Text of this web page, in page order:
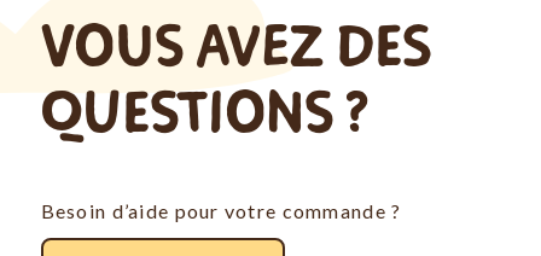
VOUS AVEZ DES
QUESTIONS ?
Besoin d’aide pour votre commande ?